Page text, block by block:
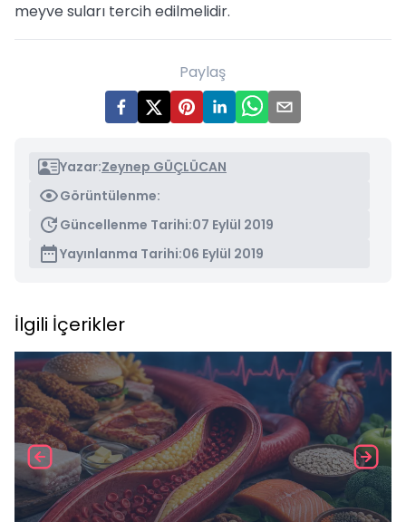
meyve suları tercih edilmelidir.
Paylaş
Yazar:Zeynep GÜÇLÜCAN
Görüntülenme:
Güncellenme Tarihi:07 Eylül 2019
Yayınlanma Tarihi:06 Eylül 2019
İlgili İçerikler